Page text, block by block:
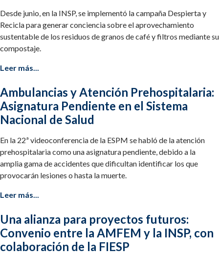
Desde junio, en la INSP, se implementó la campaña Despierta y
Recicla para generar conciencia sobre el aprovechamiento
sustentable de los residuos de granos de café y filtros mediante su
compostaje.
Leer más...
Ambulancias y Atención Prehospitalaria:
Asignatura Pendiente en el Sistema
Nacional de Salud
En la 22ª videoconferencia de la ESPM se habló de la atención
prehospitalaria como una asignatura pendiente, debido a la
amplia gama de accidentes que dificultan identificar los que
provocarán lesiones o hasta la muerte.
Leer más...
Una alianza para proyectos futuros:
Convenio entre la AMFEM y la INSP, con
colaboración de la FIESP